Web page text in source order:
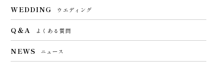
WEDDING ウエディング
Q＆A よくある質問
NEWS ニュース